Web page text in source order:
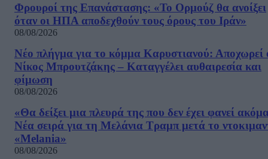
Φρουροί της Επανάστασης: «Το Ορμούζ θα ανοίξει
όταν οι ΗΠΑ αποδεχθούν τους όρους του Ιράν»
08/08/2026
Νέο πλήγμα για το κόμμα Καρυστιανού: Αποχωρεί
Νίκος Μπρουτζάκης – Καταγγέλει αυθαιρεσία και
φίμωση
08/08/2026
«Θα δείξει μια πλευρά της που δεν έχει φανεί
Νέα σειρά για τη Μελάνια Τραμπ μετά το
«Melania»
08/08/2026